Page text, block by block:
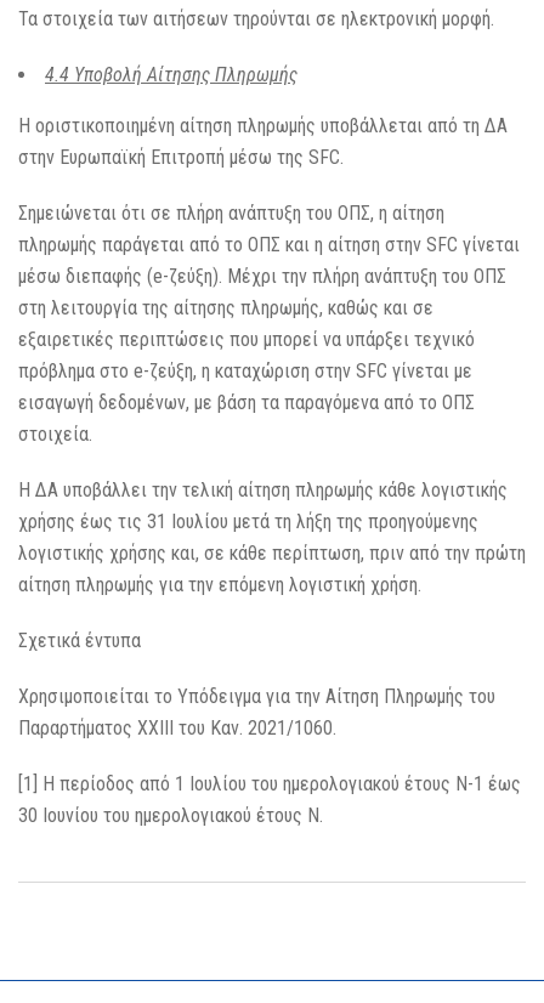
Τα στοιχεία των αιτήσεων τηρούνται σε ηλεκτρονική μορφή.
4.4 Υποβολή Αίτησης Πληρωμής
Η οριστικοποιημένη αίτηση πληρωμής υποβάλλεται από τη ΔΑ
στην Ευρωπαϊκή Επιτροπή μέσω της SFC.
Σημειώνεται ότι σε πλήρη ανάπτυξη του ΟΠΣ, η αίτηση
πληρωμής παράγεται από το ΟΠΣ και η αίτηση στην SFC γίνεται
μέσω διεπαφής (e-ζεύξη). Μέχρι την πλήρη ανάπτυξη του ΟΠΣ
στη λειτουργία της αίτησης πληρωμής, καθώς και σε
εξαιρετικές περιπτώσεις που μπορεί να υπάρξει τεχνικό
πρόβλημα στο e-ζεύξη, η καταχώριση στην SFC γίνεται με
εισαγωγή δεδομένων, με βάση τα παραγόμενα από το ΟΠΣ
στοιχεία.
Η ΔΑ υποβάλλει την τελική αίτηση πληρωμής κάθε λογιστικής
χρήσης έως τις 31 Ιουλίου μετά τη λήξη της προηγούμενης
λογιστικής χρήσης και, σε κάθε περίπτωση, πριν από την πρώτη
αίτηση πληρωμής για την επόμενη λογιστική χρήση.
Σχετικά έντυπα
Χρησιμοποιείται το Υπόδειγμα για την Αίτηση Πληρωμής του
Παραρτήματος ΧΧΙΙΙ του Καν. 2021/1060.
[1]
Η περίοδος από 1 Ιουλίου του ημερολογιακού έτους Ν-1 έως
30 Ιουνίου του ημερολογιακού έτους Ν.